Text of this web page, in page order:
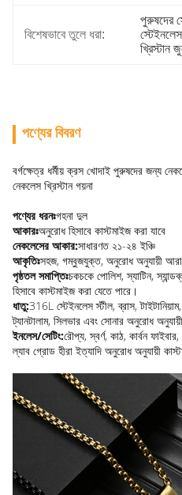
বিশেষভাবে তুলে ধরা:
পুরুষদের
খ্রিস্টান
পণ্যের বিবরণ
বর্গক্ষেত্র ধর্মীয় ক্রস খোদাই পুরুষদের জন্য
নেকলেস খ্রিস্টান গয়না
পণ্যের ধরনঃগহনা দুল
আকারঃঅনুরোধ হিসাবে কাস্টমাইজ করা যাবে
নেকলেসের আকার:সাধারণত ২১-২৪ ইঞ্চি
আকৃতিঃসহজ, গম্বুজযুক্ত, অনুরোধ অনুযায়ী
পৃষ্ঠতল সমাপ্তিঃচকচকে পোলিশ, স্যাটিন,
হিসাবে কাস্টমাইজ করা যেতে পারে।
ধাতু:316L স্টেইনলেস স্টীল, ব্রাস,
ট্যানটালাম, সিলভার এবং সোনার অনুরোধ
ইনলেস/সেটিং:রৌপ্য, স্বর্ণ, কাঠ, কার্বন
ল্যাব গ্রোড হীরা ইত্যাদি অনুরোধ অনুযায়ী